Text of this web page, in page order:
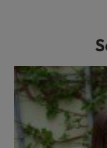
Produktgalerie